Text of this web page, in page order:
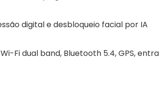
digital e desbloqueio facial por IA
Fi dual band, Bluetooth 5.4, GPS,